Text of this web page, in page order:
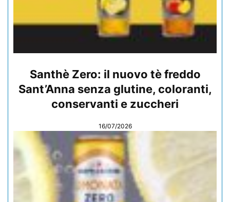
Santhè Zero: il nuovo tè freddo
Sant’Anna senza glutine, coloranti,
conservanti e zuccheri
16/07/2026